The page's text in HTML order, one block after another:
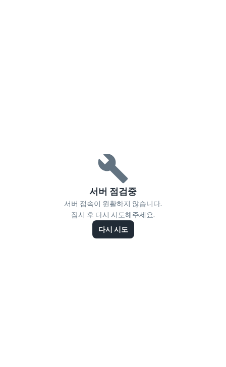
서버 점검중
서버 접속이 원활하지 않습니다.
잠시 후 다시 시도해주세요.
다시 시도